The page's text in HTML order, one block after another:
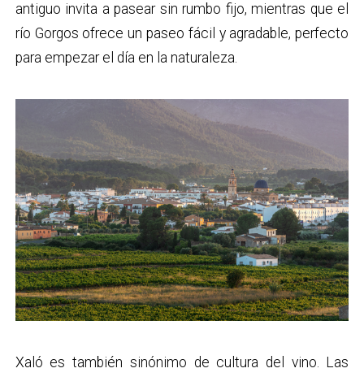
antiguo invita a pasear sin rumbo fijo, mientras que el
río Gorgos ofrece un paseo fácil y agradable, perfecto
para empezar el día en la naturaleza.
Xaló es también sinónimo de cultura del vino. Las